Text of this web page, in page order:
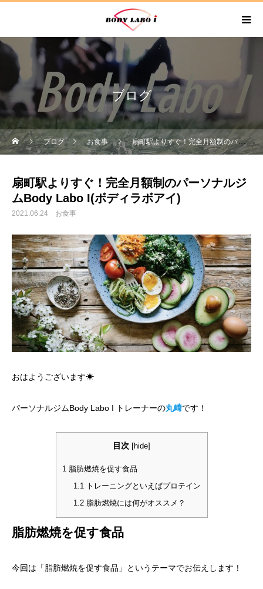
ブログ
ブログ お食事 扇町駅よりすぐ！完全月額制のパーソナルジムBody Labo I(ボディラボアイ)
扇町駅よりすぐ！完全月額制のパーソナルジ
ムBody Labo I(ボディラボアイ)
2021.06.24 お食事
おはようございます☀
パーソナルジムBody Labo I トレーナーの丸﨑です！
目次 [hide]
1 脂肪燃焼を促す食品
1.1
トレーニングといえばプロテイン
1.2 脂肪燃焼には何がオススメ？
脂肪燃焼を促す食品
今回は「脂肪燃焼を促す食品」というテーマでお伝えします！